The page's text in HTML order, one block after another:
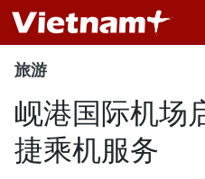
旅游
岘港国际机场
捷乘机服务